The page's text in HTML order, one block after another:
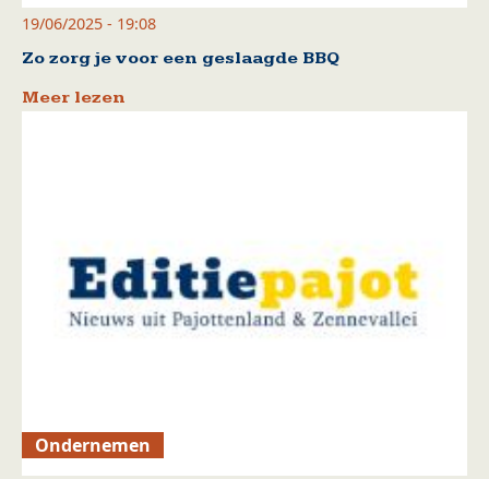
19/06/2025 - 19:08
Zo zorg je voor een geslaagde BBQ
Meer lezen
Ondernemen